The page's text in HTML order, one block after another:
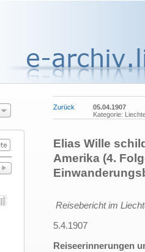
Zurück
05.04.1907
Kategorie:
Elias Wille
Amerika (4.
Reisebericht im
5.4.1907
Reiseerinnerungen